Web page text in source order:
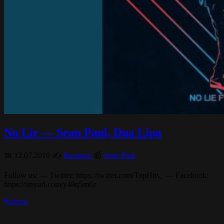
No Lie — Sean Paul, Dua Lipa
Rastagor Sean Paul
Читать